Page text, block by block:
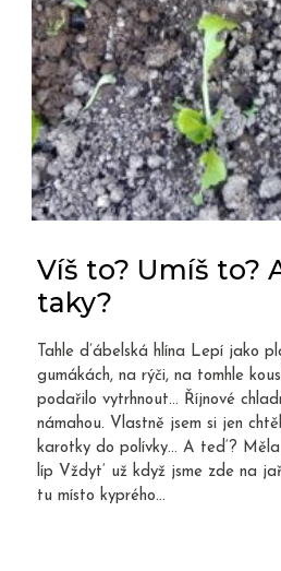
Víš to? Umíš to?
taky?
Tahle d’ábelská hlína Lepí jako
gumákách, na rýči, na tomhle
podařilo vytrhnout… Říjnové
námahou. Vlastně jsem si jen
karotky do polívky… A ted‘?
líp Vždyt‘ už když jsme zde na
tu místo kyprého...